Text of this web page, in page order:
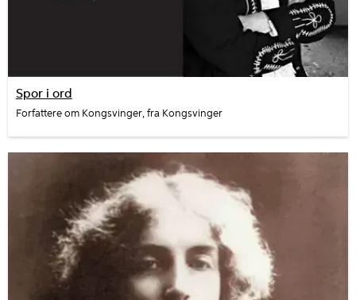
Spor i ord
Forfattere om Kongsvinger, fra Kongsvinger